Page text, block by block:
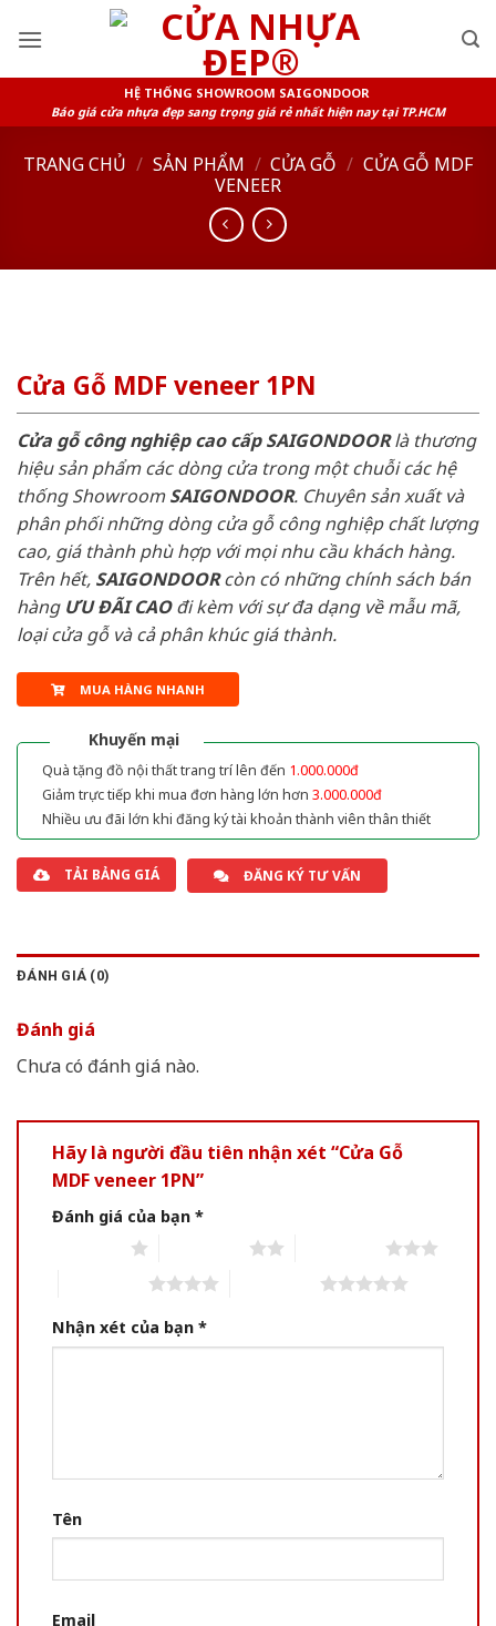
HỆ THỐNG SHOWROOM SAIGONDOOR
Báo giá cửa nhựa đẹp sang trọng giá rẻ nhất hiện nay tại TP.HCM
TRANG CHỦ / SẢN PHẨM / CỬA GỖ / CỬA GỖ MDF
VENEER
Cửa Gỗ MDF veneer 1PN
Cửa gỗ công nghiệp cao cấp SAIGONDOORlà thương
hiệu sản phẩm các dòng cửa trong một chuỗi các hệ
thống ShowroomSAIGONDOOR. Chuyên sản xuất và
phân phối những dòng cửa gỗ công nghiệp chất lượng
cao, giá thành phù hợp với mọi nhu cầu khách hàng.
Trên hết, SAIGONDOORcòn có những chính sách bán
hàng ƯU ĐÃI CAOđi kèm với sự đa dạng về mẫu mã,
loại cửa gỗ và cả phân khúc giá thành.
MUA HÀNG NHANH
Khuyến mại
Quà tặng đồ nội thất trang trí lên đến 1.000.000đ
Giảm trực tiếp khi mua đơn hàng lớn hơn 3.000.000đ
Nhiều ưu đãi lớn khi đăng ký tài khoản thành viên thân thiết
TẢI BẢNG GIÁ ĐĂNG KÝ TƯ VẤN
ĐÁNH GIÁ (0)
Đánh giá
Chưa có đánh giá nào.
Hãy là người đầu tiên nhận xét “Cửa Gỗ
MDF veneer 1PN”
Đánh giá của bạn *
Nhận xét của bạn *
Tên
Email